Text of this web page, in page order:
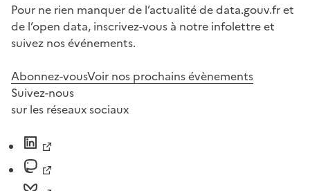
Pour ne rien manquer de l’actualité de data.gouv.fr et
de l’open data, inscrivez-vous à notre infolettre et
suivez nos événements.
Abonnez-vousVoir nos prochains évènements
Suivez-nous
sur les réseaux sociaux